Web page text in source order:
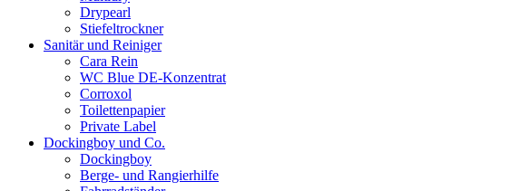
Drypearl
Stiefeltrockner
Sanitär und Reiniger
Cara Rein
WC Blue DE-Konzentrat
Corroxol
Toilettenpapier
Private Label
Dockingboy und Co.
Dockingboy
Berge- und Rangierhilfe